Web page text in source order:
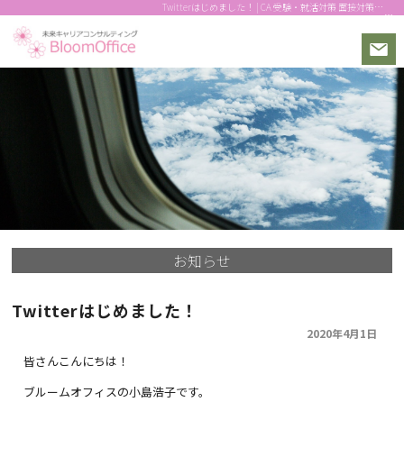
Twitterはじめました！ | CA 受験・就活対策 面接対策・メイクの個別指導！動画用メイクも｜CA受験対策
お知らせ
Twitterはじめました！
2020年4月1日
皆さんこんにちは！
ブルームオフィスの小島浩子です。